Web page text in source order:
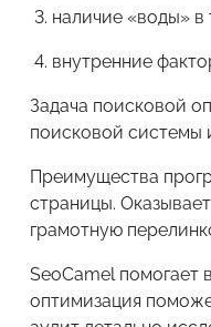
наличие «воды» в
внутренние
Задача поисковой
поисковой системы
Преимущества
страницы.
грамотную
SeoCamel помогает
оптимизация